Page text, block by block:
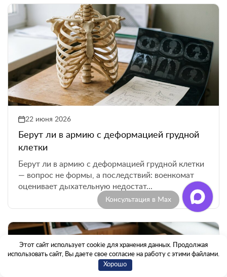
22 июня 2026
Берут ли в армию с деформацией грудной
клетки
Берут ли в армию с деформацией грудной клетки
— вопрос не формы, а последствий: военкомат
оценивает дыхательную недостат...
Консультация в Max
Этот сайт использует cookie для хранения данных. Продолжая
использовать сайт, Вы даете свое согласие на работу с этими файлами.
Хорошо